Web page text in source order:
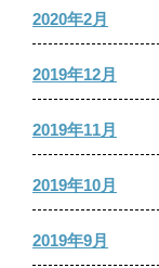
2020年2月
2019年12月
2019年11月
2019年10月
2019年9月